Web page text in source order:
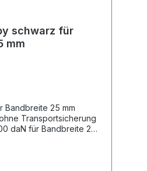
schwarz für
mm
Bandbreite 25 mm
Transportsicherung
daN für Bandbreite 25